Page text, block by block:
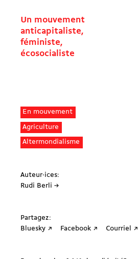
Un mouvement
anticapitaliste,
féministe,
écosocialiste
En mouvement
Agriculture
Altermondialisme
Auteur·ices:
Rudi Berli →
Partagez:
Bluesky ↗
Facebook ↗ Courriel ↗